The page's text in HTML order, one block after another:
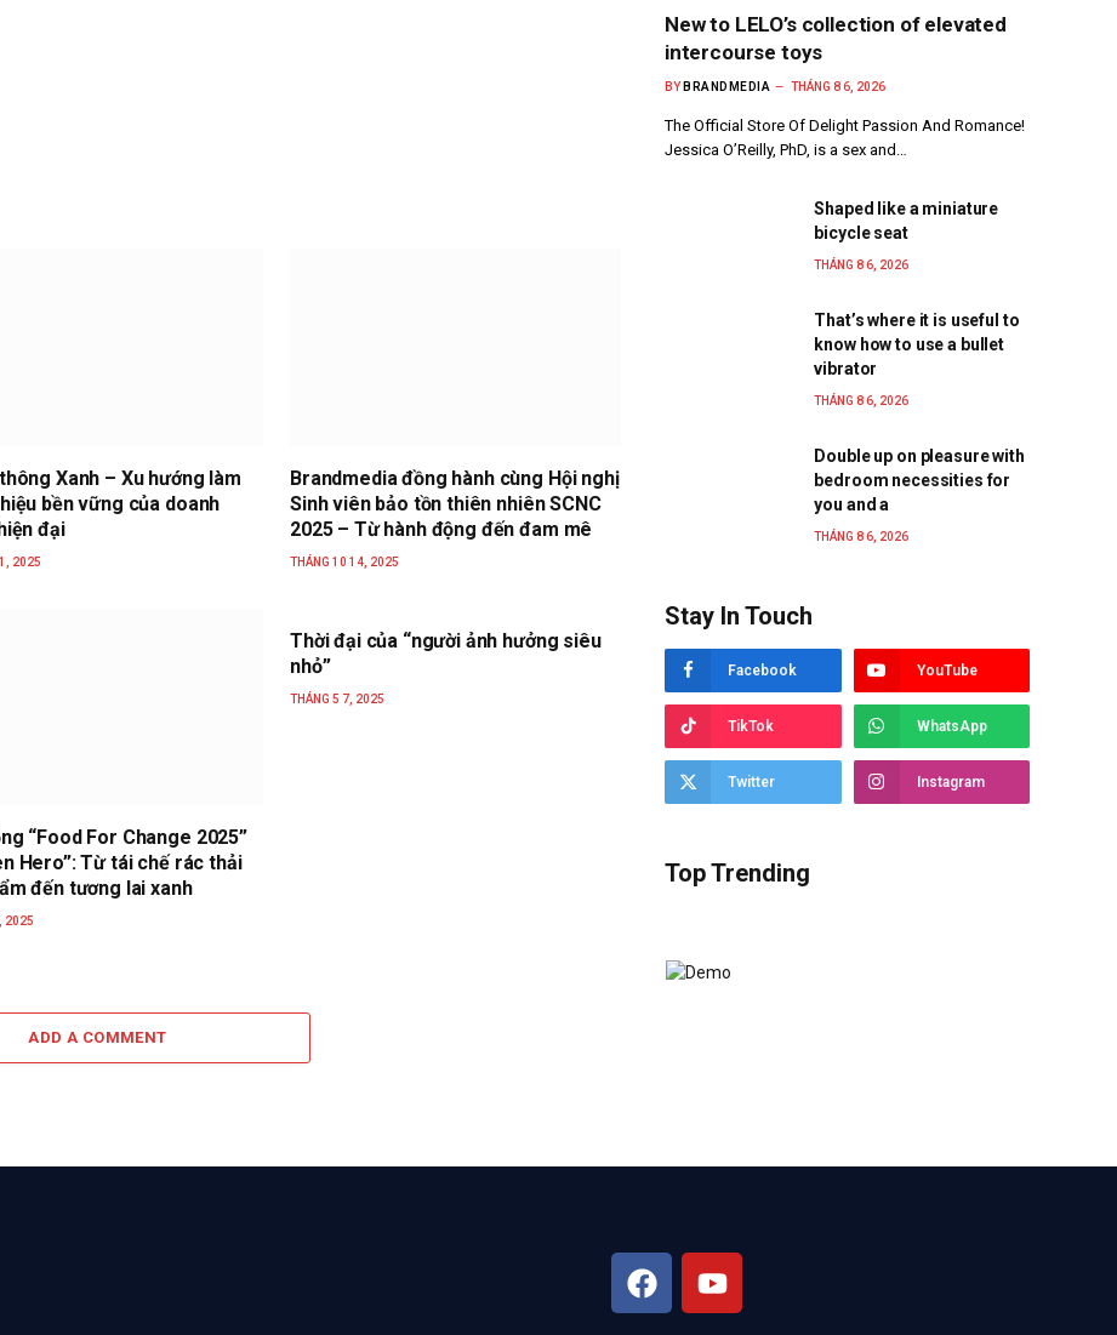
Xanh – Xu hướng làm
bền vững của doanh
đại
2025
Brandmedia đồng hành cùng Hội nghị
Sinh viên bảo tồn thiên nhiên SCNC
2025 – Từ hành động đến đam mê
THÁNG 10 14, 2025
“Food For Change 2025”
Hero”: Từ tái chế rác thải
đến tương lai xanh
2025
Thời đại của “người ảnh hưởng siêu
nhỏ”
THÁNG 5 7, 2025
ADD A COMMENT
New to LELO’s collection of elevated
intercourse toys
BY BRANDMEDIA THÁNG 8 6, 2026
The Official Store Of Delight Passion And Romance!
Jessica O’Reilly, PhD, is a sex and…
Shaped like a miniature
bicycle seat
THÁNG 8 6, 2026
That’s where it is useful to
know how to use a bullet
vibrator
THÁNG 8 6, 2026
Double up on pleasure with
bedroom necessities for
you and a
THÁNG 8 6, 2026
Stay In Touch
Facebook YouTube
TikTok WhatsApp
Twitter Instagram
Top Trending